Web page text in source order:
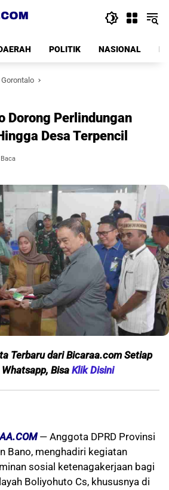
POLITIK NASIONAL
Gorontalo
Dorong Perlindungan
Desa Terpencil
Terbaru dari Bicaraa.com Setiap
BisaKlik Disini
— Anggota DPRD Provinsi
Bano, menghadiri kegiatan
sosial ketenagakerjaan bagi
Boliyohuto Cs, khususnya di